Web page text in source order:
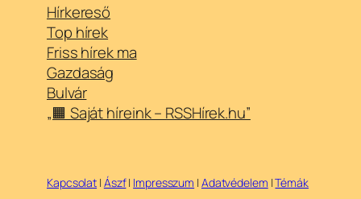
Hírkereső
Top hírek
Friss hírek ma
Gazdaság
Bulvár
„🟧 Saját híreink – RSSHírek.hu”
Kapcsolat | Ászf| Impresszum | Adatvédelem |Témák